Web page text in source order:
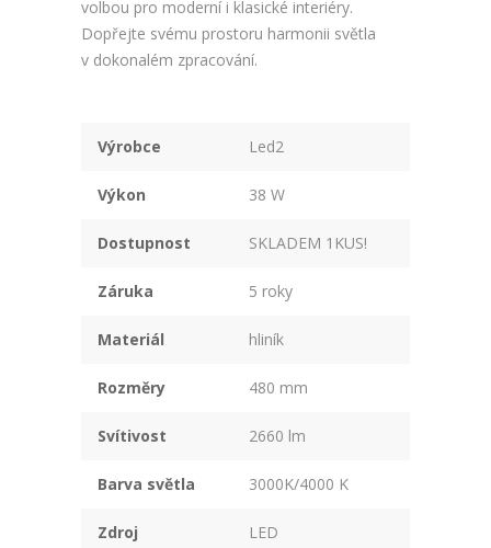
volbou pro moderní i klasické interiéry.
Dopřejte svému prostoru harmonii světla
v dokonalém zpracování.
Výrobce Led2
Výkon 38 W
Dostupnost SKLADEM 1KUS!
Záruka 5 roky
Materiál hliník
Rozměry 480 mm
Svítivost 2660 lm
Barva světla 3000K/4000 K
Zdroj LED